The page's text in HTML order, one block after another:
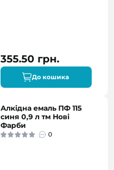
355.50 грн.
До кошика
Алкідна емаль ПФ 115
синя 0,9 л тм Нові
Фарби
0